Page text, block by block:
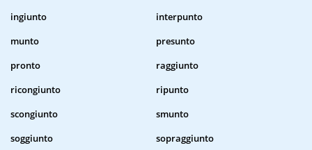
ingiunto
interpunto
munto
presunto
pronto
raggiunto
ricongiunto
ripunto
scongiunto
smunto
soggiunto
sopraggiunto